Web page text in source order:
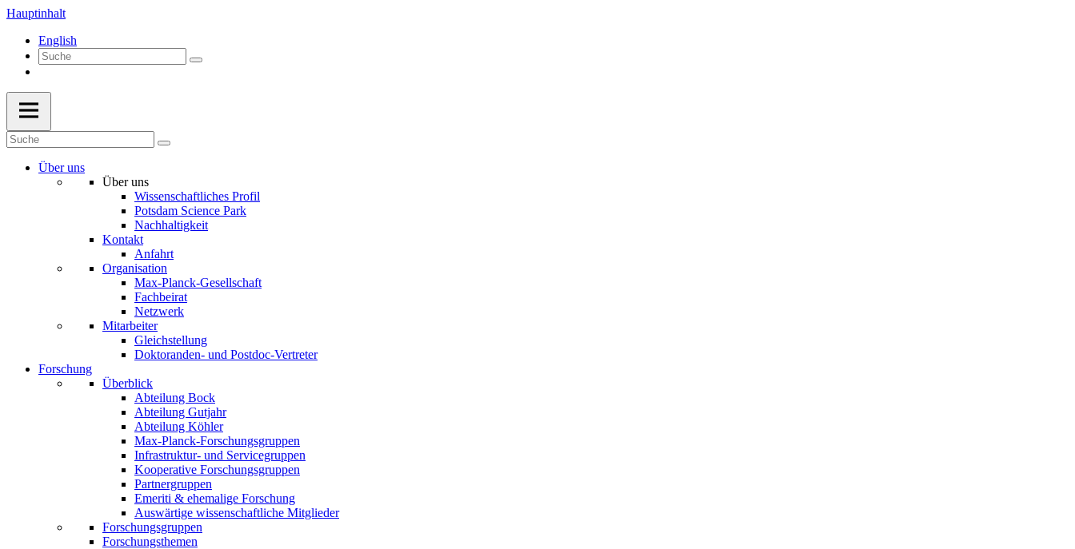
Hauptinhalt
English
Über uns
Über uns
Wissenschaftliches Profil
Potsdam Science Park
Nachhaltigkeit
Kontakt
Anfahrt
Organisation
Max-Planck-Gesellschaft
Fachbeirat
Netzwerk
Mitarbeiter
Gleichstellung
Doktoranden- und Postdoc-Vertreter
Forschung
Überblick
Abteilung Bock
Abteilung Gutjahr
Abteilung Köhler
Max-Planck-Forschungsgruppen
Infrastruktur- und Servicegruppen
Kooperative Forschungsgruppen
Partnergruppen
Emeriti & ehemalige Forschung
Auswärtige wissenschaftliche Mitglieder
Forschungsgruppen
Forschungsthemen